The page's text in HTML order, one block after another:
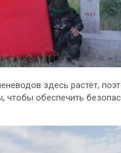
здесь растёт,
чтобы обеспечить